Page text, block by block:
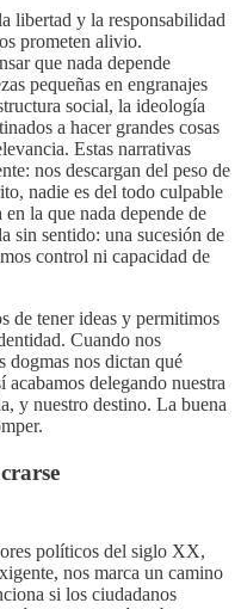
libertad y la responsabilidad
prometen alivio.
que nada depende
pequeñas en engranajes
social, la ideología
a hacer grandes cosas
Estas narrativas
nos descargan del peso de
nadie es del todo culpable
la que nada depende de
sin sentido: una sucesión de
control ni capacidad de
de tener ideas y permitimos
Cuando nos
dogmas nos dictan qué
delegando nuestra
y nuestro destino. La buena
políticos del siglo XX,
nos marca un camino
si los ciudadanos